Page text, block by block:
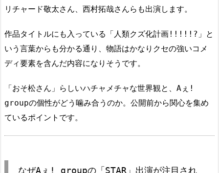
リチャード敬太さん、西村拓哉さんらも出演します。
作品タイトルにも入っている「人類クズ化計画!!!!!?」と
いう言葉からも分かる通り、物語はかなりクセの強いコメ
ディ要素を含んだ内容になりそうです。
「おそ松さん」らしいハチャメチャな世界観と、Aぇ!
groupの個性がどう噛み合うのか。公開前から関心を集め
ているポイントです。
なぜAぇ! groupの「STAR」出演が注目され